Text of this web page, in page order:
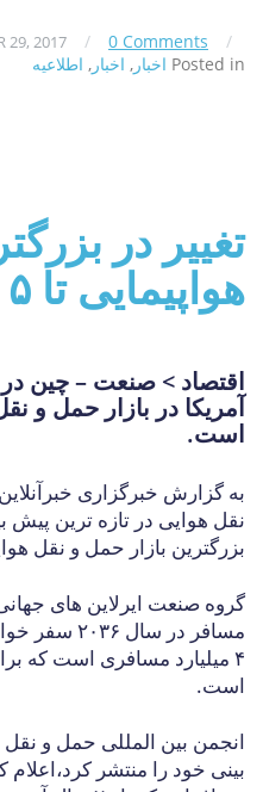
29, 2017 / 0 Comments
/
Posted in اخبار , اخبار , اطلاعیه
تغییر در
هواپیمایی تا ۵ سال آینده
اقتصاد > صنعت – چین
است.
به گزارش خبرگزاری
نقل هوایی در تازه ترین پیش
بزرگترین بازار حمل و نقل
مسافر در
۴ میلیارد مسافری است که
است.
انجمن بین المللی حمل و
بینی خود را منتشر کرد،اعلام